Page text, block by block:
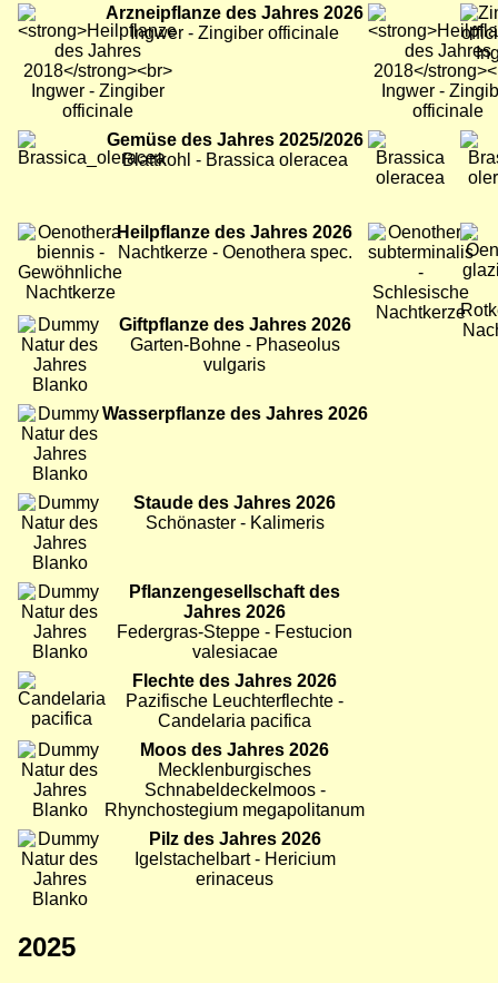
Bild
Arzneipflanze des Jahres 2026
Ingwer - Zingiber officinale
Bild Bild
Bild
Gemüse des Jahres 2025/2026
Blattkohl - Brassica oleracea
Bild Bild
Bild
Heilpflanze des Jahres 2026
Nachtkerze - Oenothera spec.
Bild Bild
Bild
Giftpflanze des Jahres 2026
Garten-Bohne - Phaseolus
vulgaris
Bild Wasserpflanze des Jahres 2026
Bild
Staude des Jahres 2026
Schönaster - Kalimeris
Bild
Pflanzengesellschaft des
Jahres 2026
Federgras-Steppe - Festucion
valesiacae
Bild
Flechte des Jahres 2026
Pazifische Leuchterflechte -
Candelaria pacifica
Bild
Moos des Jahres 2026
Mecklenburgisches
Schnabeldeckelmoos -
Rhynchostegium megapolitanum
Bild
Pilz des Jahres 2026
Igelstachelbart - Hericium
erinaceus
2025